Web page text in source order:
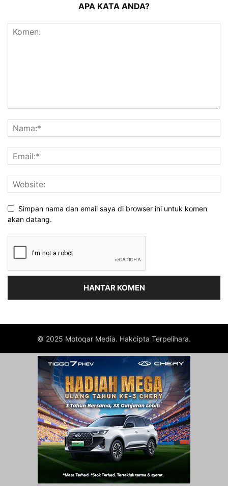
APA KATA ANDA?
Simpan nama dan email saya di browser ini untuk komen
akan datang.
© 2025 Motoqar Media. Hakcipta Terpelihara.